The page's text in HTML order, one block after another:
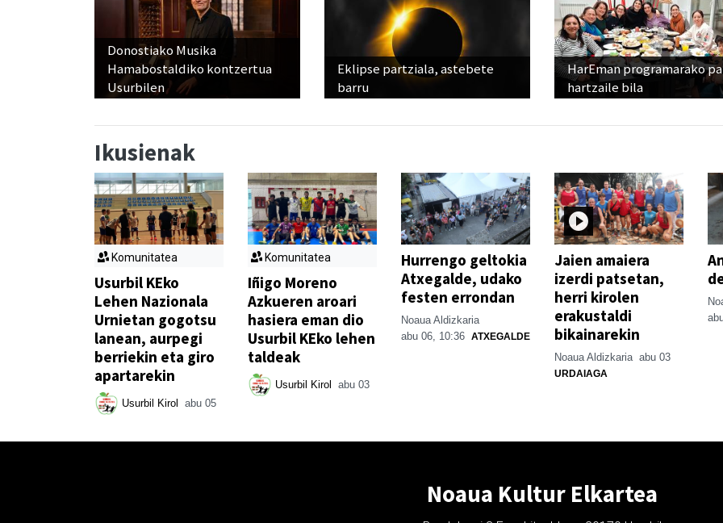
Donostiako Musika
Hamabostaldiko kontzertua
Usurbilen
Eklipse partziala, astebete
barru
HarEman programarako
hartzaile bila
Ikusienak
Komunitatea
Usurbil KEko
Lehen Nazionala
Urnietan gogotsu
lanean, aurpegi
berriekin eta giro
apartarekin
Usurbil Kirol abu 05
Komunitatea
Iñigo Moreno
Azkueren aroari
hasiera eman dio
Usurbil KEko lehen
taldeak
Usurbil Kirol abu 03
Hurrengo geltokia
Atxegalde, udako
festen errondan
Noaua Aldizkaria
abu 06, 10:36 ATXEGALDE
Jaien amaiera
izerdi patsetan,
herri kirolen
erakustaldi
bikainarekin
Noaua Aldizkaria abu 03
URDAIAGA
Noaua Kultur Elkartea